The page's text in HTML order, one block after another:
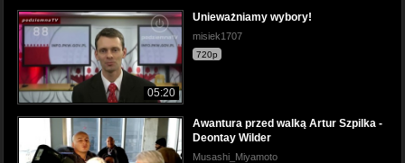
05:20
Unieważniamy wybory!
misiek1707
720p
Awantura przed walką Artur Szpilka -
Deontay Wilder
Musashi_Miyamoto